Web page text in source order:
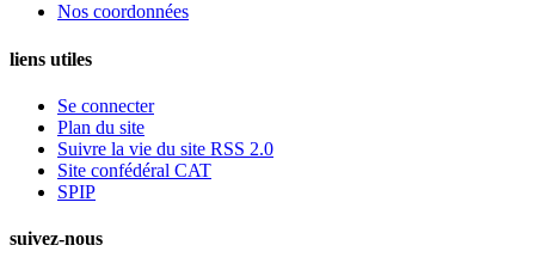
Nos coordonnées
liens utiles
Se connecter
Plan du site
Suivre la vie du site RSS 2.0
Site confédéral CAT
SPIP
suivez-nous